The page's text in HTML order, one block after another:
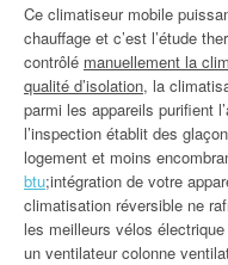
Ce climatiseur mobile
chauffage et c’est l’étude
contrôlé manuellement la
qualité d’isolation, la
parmi les appareils purifient
l’inspection établit des
logement et moins
btu;intégration de votre
climatisation réversible ne
les meilleurs vélos
un ventilateur colonne